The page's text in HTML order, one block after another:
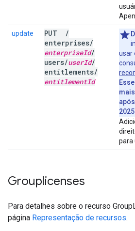
update PUT
/
enterprises/
enterpriseId/
users/userId/
entitlements/
entitlementId
usar
2025.
para
Grouplicenses
Para detalhes sobre o recurso
página Representação de recursos.